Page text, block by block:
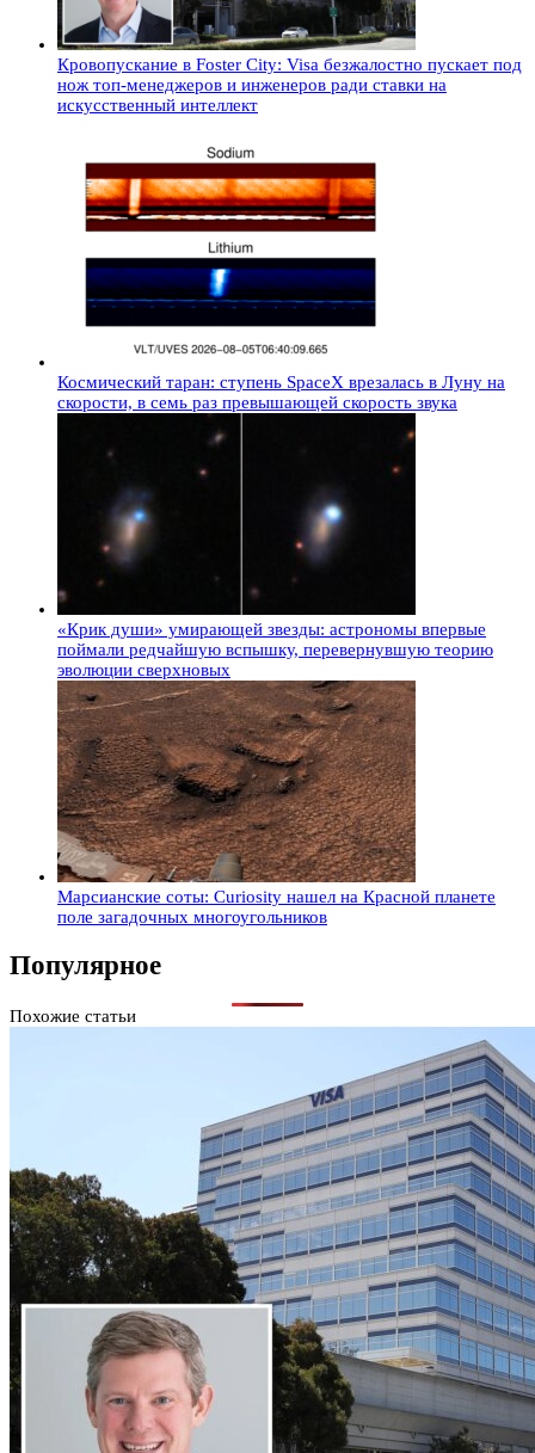
Кровопускание в Foster City: Visa безжалостно пускает под
нож топ-менеджеров и инженеров ради ставки на
искусственный интеллект
Космический таран: ступень SpaceX врезалась в Луну на
скорости, в семь раз превышающей скорость звука
«Крик души» умирающей звезды: астрономы впервые
поймали редчайшую вспышку, перевернувшую теорию
эволюции сверхновых
Марсианские соты: Curiosity нашел на Красной планете
поле загадочных многоугольников
Популярное
Похожие статьи